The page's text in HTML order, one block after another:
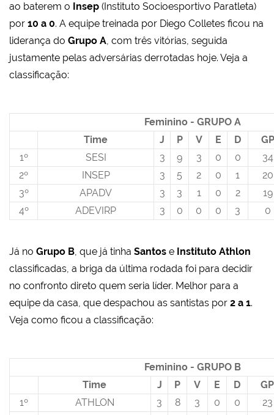
ao baterem o Insep (Instituto Socioesportivo Paratleta)
por 10 a 0. A equipe treinada por Diego Colletes ficou na
liderança do Grupo A, com três vitórias, seguida
justamente pelas adversárias derrotadas hoje. Veja a
classificação:
Feminino - GRUPO A
Time
J P V E D
GP
1º
SESI 3 9 3 0 0
34
2º
INSEP 3 5 2 0 1
20
3º
APADV 3 3 1 0 2
19
4º
ADEVIRP 3 0 0 0 3 0
Já no Grupo B, que já tinha Santos e Instituto Athlon
classificadas, a briga da última rodada foi para decidir
no confronto direto quem seria líder. Melhor para a
equipe da casa, que despachou as santistas por 2 a 1.
Veja como ficou a classificação:
Feminino - GRUPO B
Time
J P V E D
GP
1º
ATHLON 3 8 3 0 0
23